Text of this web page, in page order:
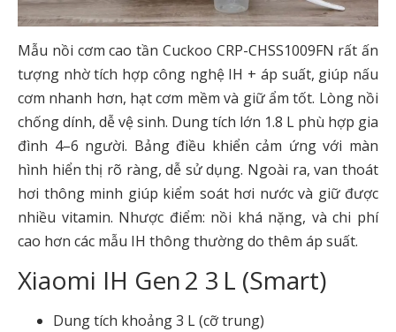
Mẫu nồi cơm cao tần Cuckoo CRP-CHSS1009FN rất ấn
tượng nhờ tích hợp công nghệ IH + áp suất, giúp nấu
cơm nhanh hơn, hạt cơm mềm và giữ ẩm tốt. Lòng nồi
chống dính, dễ vệ sinh. Dung tích lớn 1.8 L phù hợp gia
đình 4–6 người. Bảng điều khiển cảm ứng với màn
hình hiển thị rõ ràng, dễ sử dụng. Ngoài ra, van thoát
hơi thông minh giúp kiểm soát hơi nước và giữ được
nhiều vitamin. Nhược điểm: nồi khá nặng, và chi phí
cao hơn các mẫu IH thông thường do thêm áp suất.
Xiaomi IH Gen 2 3 L (Smart)
Dung tích khoảng 3 L (cỡ trung)